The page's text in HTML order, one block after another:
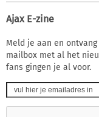
Ajax E-zine
Meld je aan en
mailbox met al het
fans gingen je al voor.